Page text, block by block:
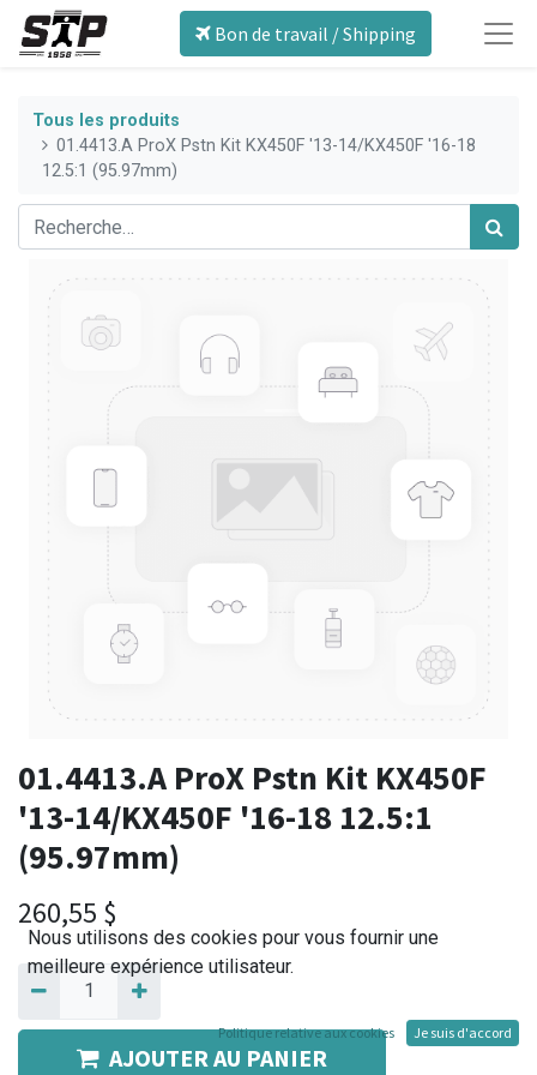
Bon de travail / Shipping
Tous les produits
01.4413.A ProX Pstn Kit KX450F '13-14/KX450F '16-18
12.5:1 (95.97mm)
01.4413.A ProX Pstn Kit KX450F
'13-14/KX450F '16-18 12.5:1
(95.97mm)
260,55 $
AJOUTER AU PANIER
Nous utilisons des cookies pour vous fournir une
meilleure expérience utilisateur.
Politique relative aux cookies Je suis d'accord